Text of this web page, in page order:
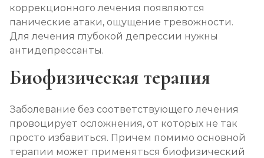
коррекционного лечения появляются
панические атаки, ощущение тревожности.
Для лечения глубокой депрессии нужны
антидепрессанты.
Биофизическая терапия
Заболевание без соответствующего лечения
провоцирует осложнения, от которых не так
просто избавиться. Причем помимо основной
терапии может применяться биофизический